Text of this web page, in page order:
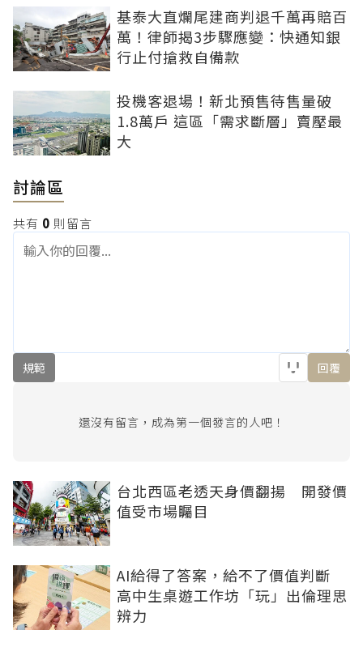
基泰大直爛尾建商判退千萬再賠百
萬！律師揭3步驟應變：快通知銀
行止付搶救自備款
投機客退場！新北預售待售量破
1.8萬戶 這區「需求斷層」賣壓最
大
討論區
共有 0 則留言
規範 回覆
還沒有留言，成為第一個發言的人吧！
台北西區老透天身價翻揚 開發價
值受市場矚目
AI給得了答案，給不了價值判斷
高中生桌遊工作坊「玩」出倫理思
辨力